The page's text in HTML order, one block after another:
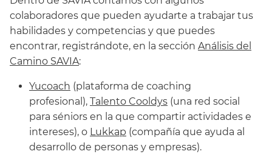
colaboradores que pueden ayudarte a trabajar tus
habilidades y competencias y que puedes
encontrar, registrándote, en la sección Análisis del
Camino SAVIA:
Yucoach (plataforma de coaching
profesional), Talento Cooldys (una red social
para séniors en la que compartir actividades e
intereses), o Lukkap (compañía que ayuda al
desarrollo de personas y empresas).